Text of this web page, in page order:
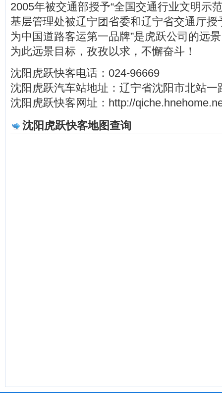
2005年被交通部授予“全国交通行业文明示
基层管理处被辽宁团省委和辽宁省交通厅授
为中国道路客运第一品牌”是虎跃公司的远
为此远景目标，孜孜以求，不懈奋斗！
沈阳虎跃快客电话：024-96669
沈阳虎跃汽车站地址：辽宁省沈阳市北站一
沈阳虎跃快客网址：http://
沈阳虎跃快客地图查询